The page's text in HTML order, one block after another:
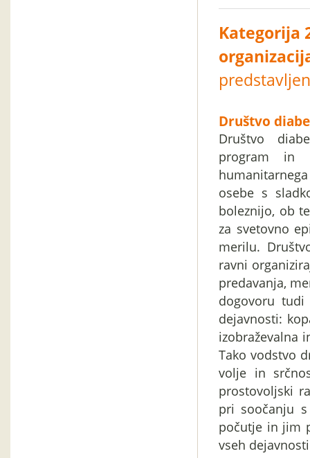
Kategorija
Društvo
Društvo
program in
osebe s
boleznijo, ob
za svetovno
merilu.
ravni
predavanja,
dogovoru tudi
dejavnosti:
izobraževalna
Tako vodstvo
volje in
prostovoljski
pri soočanju
počutje in jim
vseh